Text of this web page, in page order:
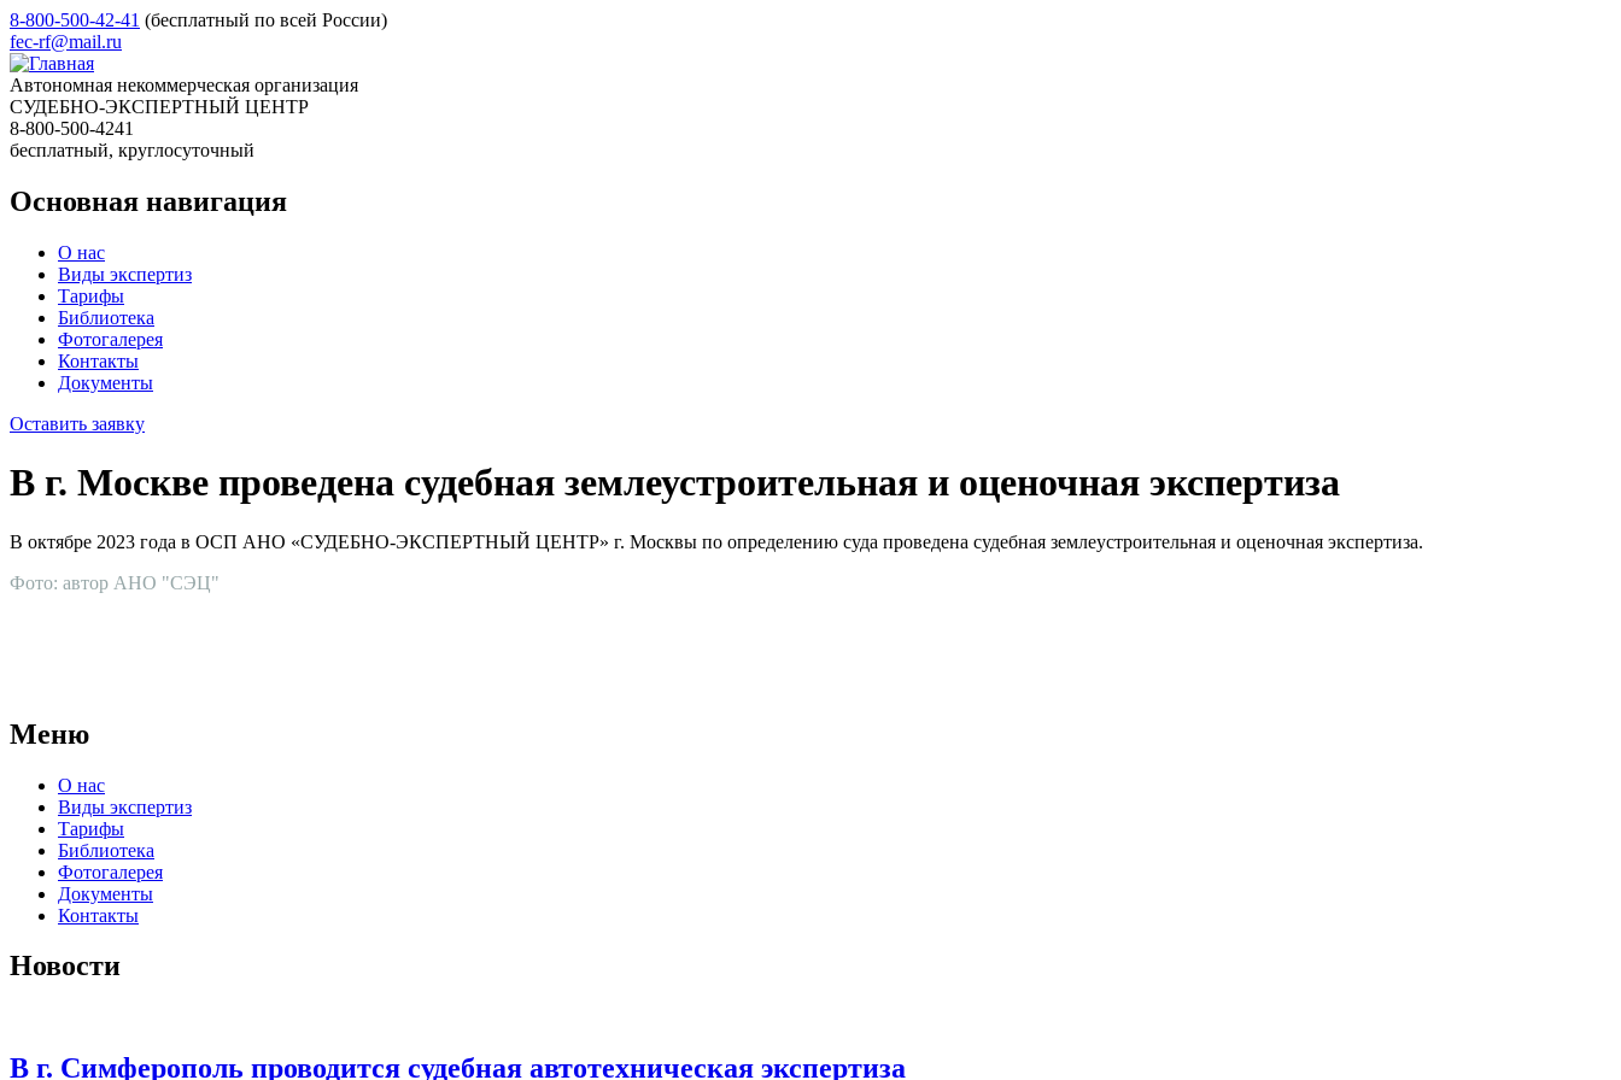
8-800-500-42-41 (бесплатный по всей России)
fec-rf@mail.ru
Автономная некоммерческая организация
СУДЕБНО-ЭКСПЕРТНЫЙ ЦЕНТР
8-800-500-4241
бесплатный, круглосуточный
Основная навигация
О нас
Виды экспертиз
Тарифы
Библиотека
Фотогалерея
Контакты
Документы
Оставить заявку
В г. Москве проведена судебная землеустроительная и оценочная экспертиза
В октябре 2023 года в ОСП АНО «СУДЕБНО-ЭКСПЕРТНЫЙ ЦЕНТР» г. Москвы по определению суда проведена судебная землеустроительная и оценочная экспертиза.
Фото: автор АНО "СЭЦ"
Меню
О нас
Виды экспертиз
Тарифы
Библиотека
Фотогалерея
Документы
Контакты
Новости
В г. Симферополь проводится судебная автотехническая экспертиза